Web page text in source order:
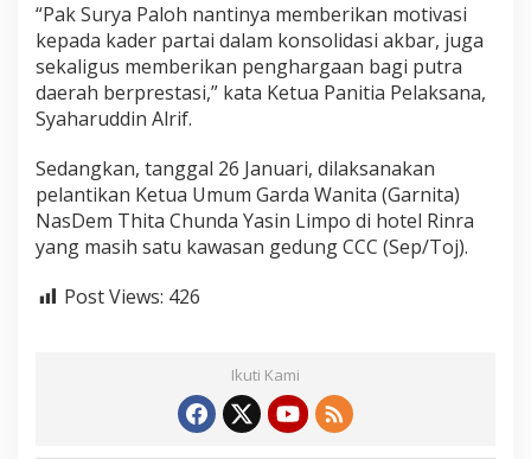
“Pak Surya Paloh nantinya memberikan motivasi
kepada kader partai dalam konsolidasi akbar, juga
sekaligus memberikan penghargaan bagi putra
daerah berprestasi,” kata Ketua Panitia Pelaksana,
Syaharuddin Alrif.
Sedangkan, tanggal 26 Januari, dilaksanakan
pelantikan Ketua Umum Garda Wanita (Garnita)
NasDem Thita Chunda Yasin Limpo di hotel Rinra
yang masih satu kawasan gedung CCC (Sep/Toj).
Post Views: 426
Ikuti Kami